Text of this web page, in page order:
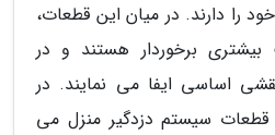
را دارند. در میان این قطعات،
برخوردار هستند و در
اساسی ایفا می نمایند. در
قطعات سیستم دزدگیر منزل می